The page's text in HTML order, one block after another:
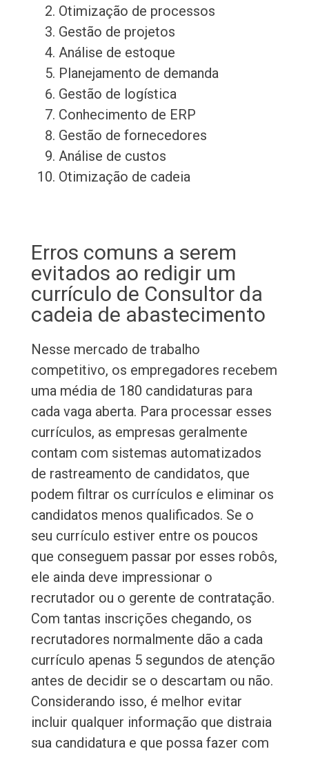
Otimização de processos
Gestão de projetos
Análise de estoque
Planejamento de demanda
Gestão de logística
Conhecimento de ERP
Gestão de fornecedores
Análise de custos
Otimização de cadeia
Erros comuns a serem
evitados ao redigir um
currículo de Consultor da
cadeia de abastecimento
Nesse mercado de trabalho
competitivo, os empregadores recebem
uma média de 180 candidaturas para
cada vaga aberta. Para processar esses
currículos, as empresas geralmente
contam com sistemas automatizados
de rastreamento de candidatos, que
podem filtrar os currículos e eliminar os
candidatos menos qualificados. Se o
seu currículo estiver entre os poucos
que conseguem passar por esses robôs,
ele ainda deve impressionar o
recrutador ou o gerente de contratação.
Com tantas inscrições chegando, os
recrutadores normalmente dão a cada
currículo apenas 5 segundos de atenção
antes de decidir se o descartam ou não.
Considerando isso, é melhor evitar
incluir qualquer informação que distraia
sua candidatura e que possa fazer com